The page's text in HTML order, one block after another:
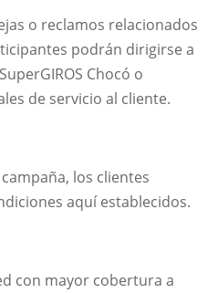
o reclamos relacionados
podrán dirigirse a
Chocó o
de servicio al cliente.
los clientes
aquí establecidos.
con mayor cobertura a